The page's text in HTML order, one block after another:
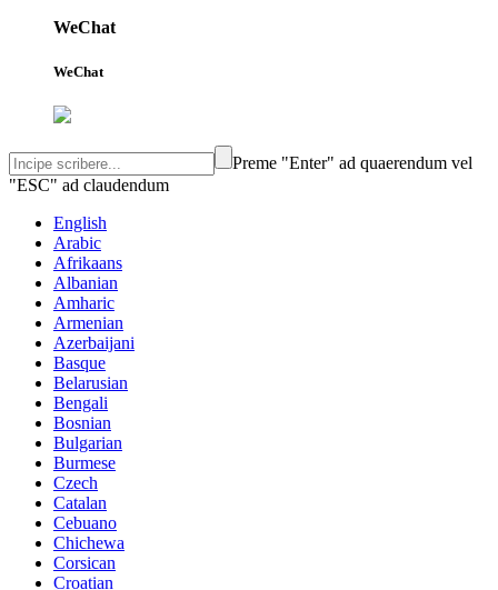
WeChat
WeChat
Preme "Enter" ad quaerendum vel
"ESC" ad claudendum
English
Arabic
Afrikaans
Albanian
Amharic
Armenian
Azerbaijani
Basque
Belarusian
Bengali
Bosnian
Bulgarian
Burmese
Czech
Catalan
Cebuano
Chichewa
Corsican
Croatian